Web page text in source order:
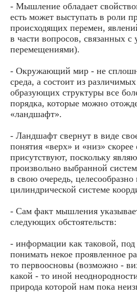
- Мышление обладает
есть может выступать в роли
происходящих перемен,
в части вопросов, связанных с
перемещениями).
- Окружающий мир - не
среда, а состоит из
образующих структуры все
порядка, которые можно
«ландшафт».
- Ландшафт свернут в виде
понятия «верх» и «низ» скорее
присутствуют, поскольку
произвольно выбранной
в свою очередь, целесообразно
цилиндрической системе
- Сам факт мышления
следующих обстоятельств:
- информации как таковой, под
понимать некое проявленное
то первоосновы (возможно -
какой - то иной
природа которой нам пока